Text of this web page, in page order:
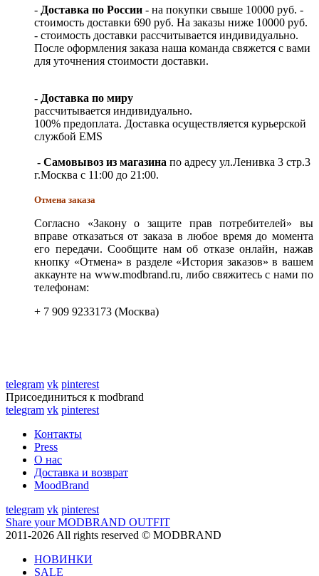
- Доставка по России - на покупки свыше 10000 руб. -
стоимость доставки 690 руб. На заказы ниже 10000 руб.
- стоимость доставки рассчитывается индивидуально.
После оформления заказа наша команда свяжется с вами
для уточнения стоимости доставки.
- Доставка по миру
рассчитывается индивидуально.
100% предоплата. Доставка осуществляется курьерской
службой EMS
- Самовывоз из магазина по адресу ул.Ленивка 3 стр.3
г.Москва с 11:00 до 21:00.
Отмена заказа
Согласно «Закону о защите прав потребителей» вы
вправе отказаться от заказа в любое время до момента
его передачи. Сообщите нам об отказе онлайн, нажав
кнопку «Отмена» в разделе «История заказов» в вашем
аккаунте на www.modbrand.ru, либо свяжитесь с нами по
телефонам:
+ 7 909 9233173 (Москва)
telegram vk pinterest
Присоединиться к modbrand
telegram vk pinterest
Контакты
Press
О нас
Доставка и возврат
MoodBrand
telegram vk pinterest
Share your MODBRAND OUTFIT
2011-2026 All rights reserved © MODBRAND
НОВИНКИ
SALE